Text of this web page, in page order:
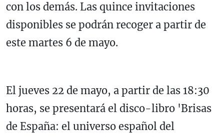
con los demás. Las quince invitaciones
disponibles se podrán recoger a partir de
este martes 6 de mayo.
El jueves 22 de mayo, a partir de las 18:30
horas, se presentará el disco-libro 'Brisas
de España: el universo español del